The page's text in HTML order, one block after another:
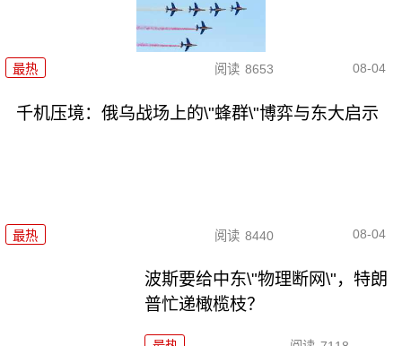
最热 阅读 8653 08-04
千机压境：俄乌战场上的\"蜂群\"博弈与东大启示
最热 阅读 8440 08-04
波斯要给中东\"物理断网\"，特朗
普忙递橄榄枝？